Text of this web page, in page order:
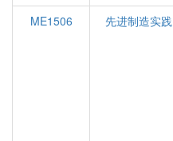
ME1506
先进制造实践